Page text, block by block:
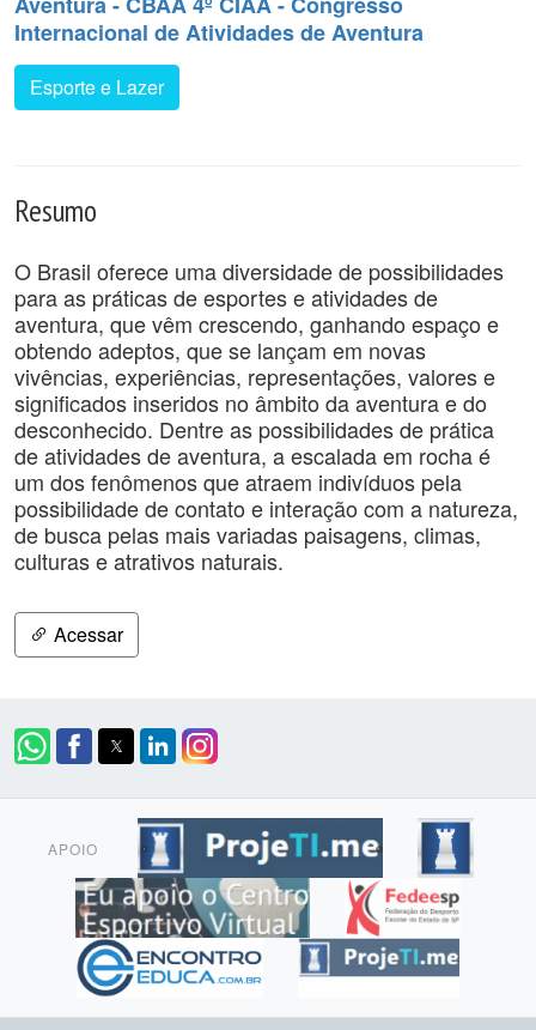
Internacional de Atividades de Aventura
Esporte e Lazer
Resumo
O Brasil oferece uma diversidade de possibilidades
para as práticas de esportes e atividades de
aventura, que vêm crescendo, ganhando espaço e
obtendo adeptos, que se lançam em novas
vivências, experiências, representações, valores e
significados inseridos no âmbito da aventura e do
desconhecido. Dentre as possibilidades de prática
de atividades de aventura, a escalada em rocha é
um dos fenômenos que atraem indivíduos pela
possibilidade de contato e interação com a natureza,
de busca pelas mais variadas paisagens, climas,
culturas e atrativos naturais.
Acessar
APOIO